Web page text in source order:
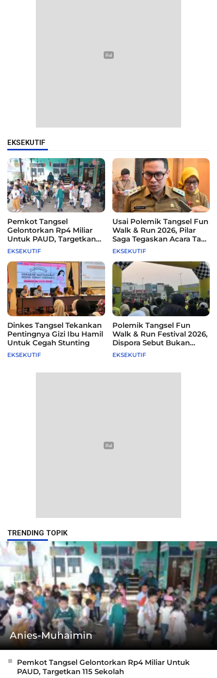
EKSEKUTIF
Pemkot Tangsel
Gelontorkan Rp4 Miliar
Untuk PAUD, Targetkan
115 Sekolah
EKSEKUTIF
Usai Polemik Tangsel Fun
Walk & Run 2026, Pilar
Saga Tegaskan Acara Tak
Difasilitasi Pemkot
EKSEKUTIF
Dinkes Tangsel Tekankan
Pentingnya Gizi Ibu Hamil
Untuk Cegah Stunting
EKSEKUTIF
Polemik Tangsel Fun
Walk & Run Festival 2026,
Dispora Sebut Bukan
Agenda Pemkot
EKSEKUTIF
TRENDING TOPIK
Anies-Muhaimin
Pemkot Tangsel Gelontorkan Rp4 Miliar Untuk
PAUD, Targetkan 115 Sekolah